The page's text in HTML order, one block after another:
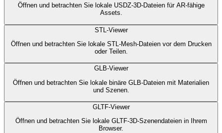
Öffnen und betrachten Sie lokale USDZ-3D-Dateien für AR-fähige
Assets.
STL-Viewer
Öffnen und betrachten Sie lokale STL-Mesh-Dateien vor dem Drucken
oder Teilen.
GLB-Viewer
Öffnen und betrachten Sie lokale binäre GLB-Dateien mit Materialien
und Szenen.
GLTF-Viewer
Öffnen und betrachten Sie lokale GLTF-3D-Szenendateien in Ihrem
Browser.